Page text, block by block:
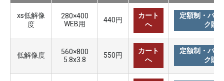
xs低解像
度
280×400
WEB用
440円
カート
へ
定額制・バリ
ク購
低解像度
560×800
5.8x3.8
550円
カート
へ
定額制・バリ
ク購